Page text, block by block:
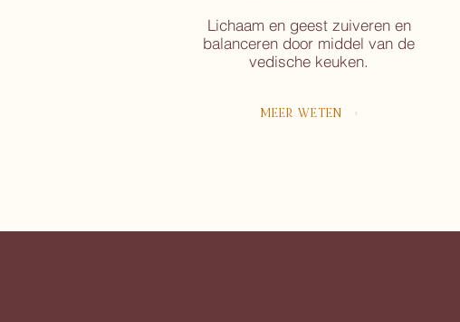
Lichaam en geest zuiveren en
balanceren door middel van de
vedische keuken.
MEER WETEN